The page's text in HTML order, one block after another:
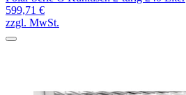
599,71 €
zzgl. MwSt.